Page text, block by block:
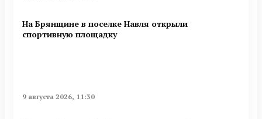
На Брянщине в поселке Навля открыли
спортивную площадку
9 августа 2026, 11:30